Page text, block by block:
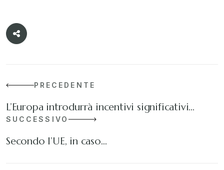
PRECEDENTE
L’Europa introdurrà incentivi significativi…
SUCCESSIVO
Secondo l’UE, in caso…